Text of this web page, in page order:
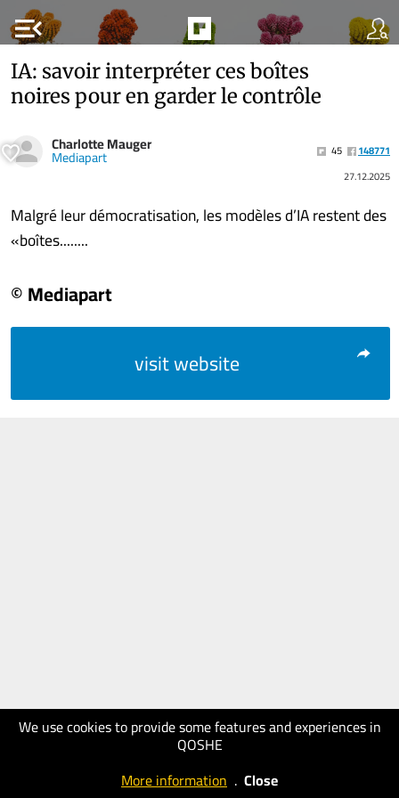
menu_open
We use cookies to provide some features and experiences in
QOSHE
More information . Close
IA: savoir interpréter ces boîtes
noires pour en garder le contrôle
Charlotte Mauger
Mediapart 45
148771
27.12.2025
Malgré leur démocratisation, les modèles d’IA restent des
«boîtes........
© Mediapart
visit website